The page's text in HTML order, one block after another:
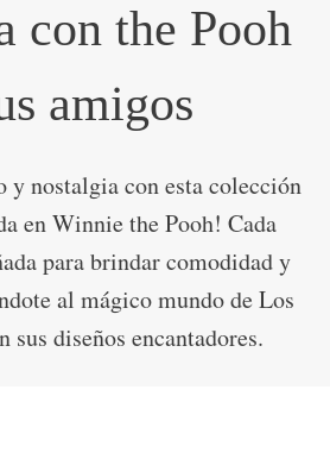
con the Pooh
amigos
y nostalgia con esta colección
en Winnie the Pooh! Cada
para brindar comodidad y
al mágico mundo de Los
sus diseños encantadores.